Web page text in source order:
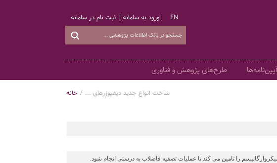
ثبت نام در سامانه ورود به سامانه EN
طرح‌های پژوهش و فناوری
خانه / ساخت انواع جدید دیفیوزرهای ...
را تامین می کند تا عملیات تصفیه فاضلاب به درستی انجام شود.